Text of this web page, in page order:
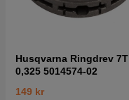
Husqvarna Ringdrev 7T
0,325 5014574-02
149 kr